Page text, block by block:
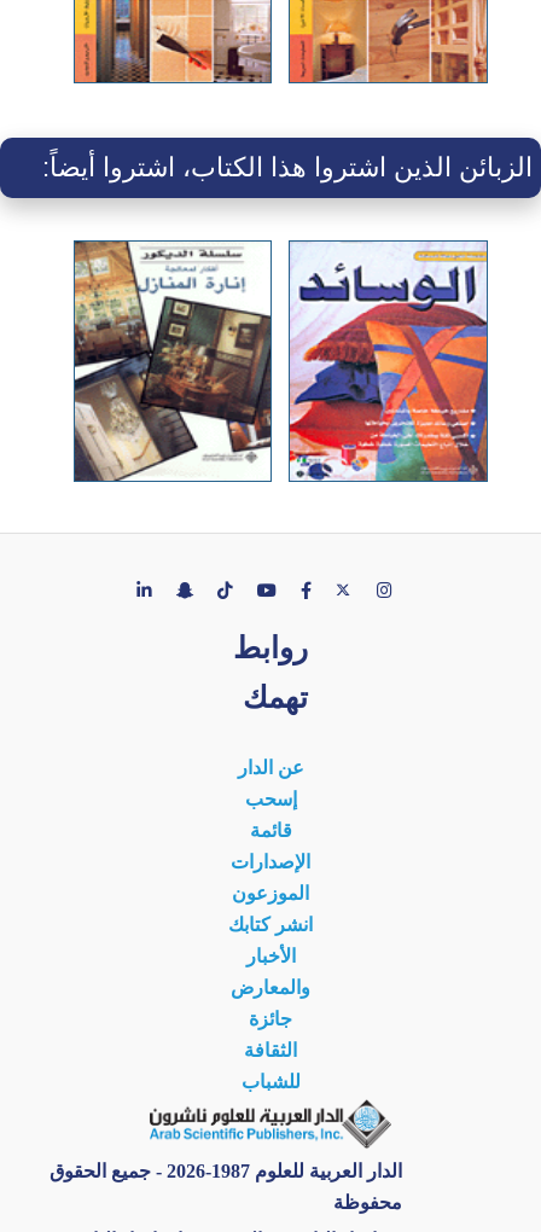
الزبائن الذين اشتروا هذا الكتاب، اشتروا أيضاً:
روابط
تهمك
عن الدار
إسحب
قائمة
الإصدارات
الموزعون
انشر كتابك
الأخبار
والمعارض
جائزة
الثقافة
للشباب
الدار العربية للعلوم 1987-2026 - جميع الحقوق
محفوظة